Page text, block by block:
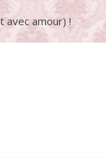
avec amour) !